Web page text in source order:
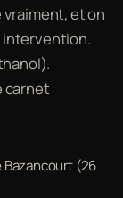
et on
intervention.
carnet
Bazancourt (26